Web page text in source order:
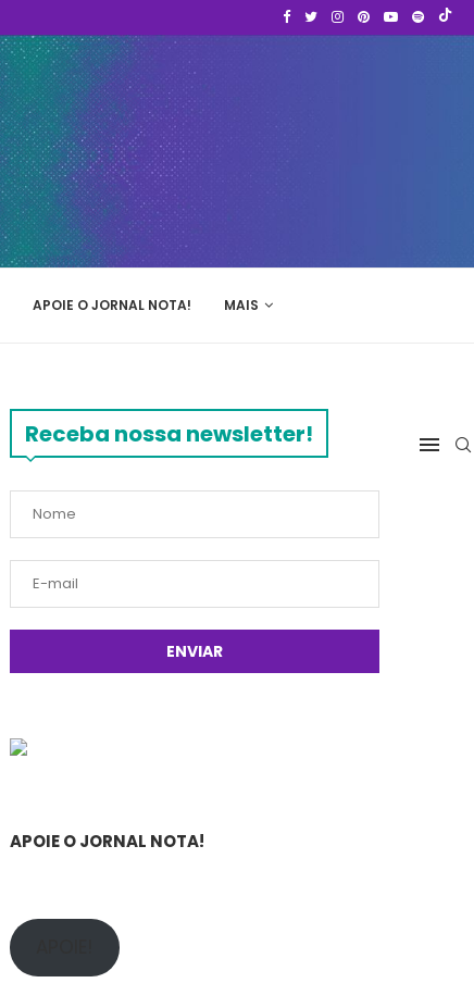
APOIE O JORNAL NOTA! MAIS
Receba nossa newsletter!
APOIE O JORNAL NOTA!